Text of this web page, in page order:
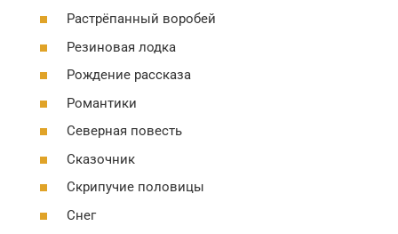
Растрёпанный воробей
Резиновая лодка
Рождение рассказа
Романтики
Северная повесть
Сказочник
Скрипучие половицы
Снег